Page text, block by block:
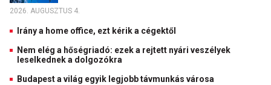
2026. AUGUSZTUS 4.
Irány a home office, ezt kérik a cégektől
Nem elég a hőségriadó: ezek a rejtett nyári veszélyek
leselkednek a dolgozókra
Budapest a világ egyik legjobb távmunkás városa